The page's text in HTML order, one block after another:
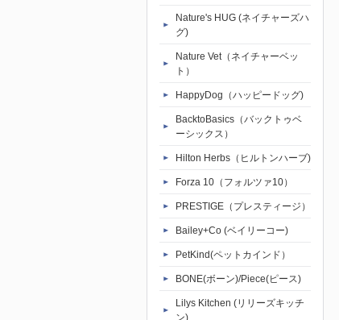
Nature's HUG (ネイチャーズハ
グ)
Nature Vet（ネイチャーベッ
ト）
HappyDog（ハッピードッグ)
BacktoBasics（バックトゥベ
ーシックス）
Hilton Herbs（ヒルトンハーブ)
Forza 10（フォルツァ10）
PRESTIGE（プレスティージ）
Bailey+Co (ベイリーコー)
PetKind(ペットカインド）
BONE(ボーン)/Piece(ピース)
Lilys Kitchen (リリーズキッチ
ン)